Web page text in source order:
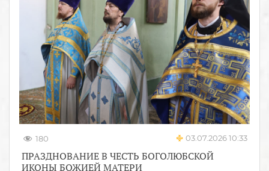
180 03.07.2026 10:33
ПРАЗДНОВАНИЕ В ЧЕСТЬ БОГОЛЮБСКОЙ
ИКОНЫ БОЖИЕЙ МАТЕРИ